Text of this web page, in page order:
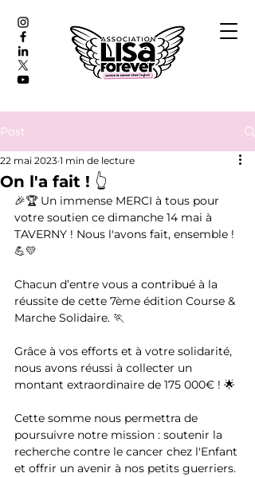
Post
On l'a fait ! 👆
22 mai 2023 1 min de lecture
🎉🏆 Un immense MERCI à tous pour
votre soutien ce dimanche 14 mai à
TAVERNY ! Nous l'avons fait, ensemble !
💪💛
Chacun d’entre vous a contribué à la
réussite de cette 7ème édition Course &
Marche Solidaire. 🏃
Grâce à vos efforts et à votre solidarité,
nous avons réussi à collecter un
montant extraordinaire de 175 000€ ! 🌟
Cette somme nous permettra de
poursuivre notre mission : soutenir la
recherche contre le cancer chez l'Enfant
et offrir un avenir à nos petits guerriers.